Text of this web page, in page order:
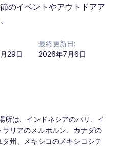
のイベントやアウトドアア
29日
最終更新日:
2026年7月6日
所は、インドネシアのバリ、イ
リアのメルボルン、カナダの
州、メキシコのメキシコシテ